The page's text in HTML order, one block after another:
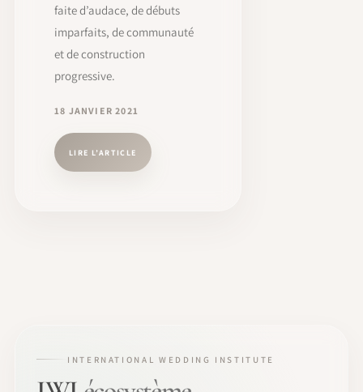
faite d’audace, de débuts
imparfaits, de communauté
et de construction
progressive.
18 JANVIER 2021
LIRE L’ARTICLE
INTERNATIONAL WEDDING INSTITUTE